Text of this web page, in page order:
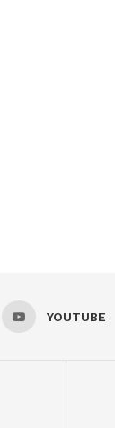
YOUTUBE